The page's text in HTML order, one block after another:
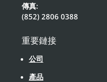
傳真:
(852) 2806 0388
重要鏈接
公司
產品